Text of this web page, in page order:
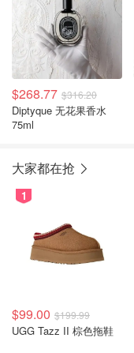
$268.77 $316.20
Diptyque 无花果香水
75ml
大家都在抢
1
$99.00 $199.99
UGG Tazz II 棕色拖鞋